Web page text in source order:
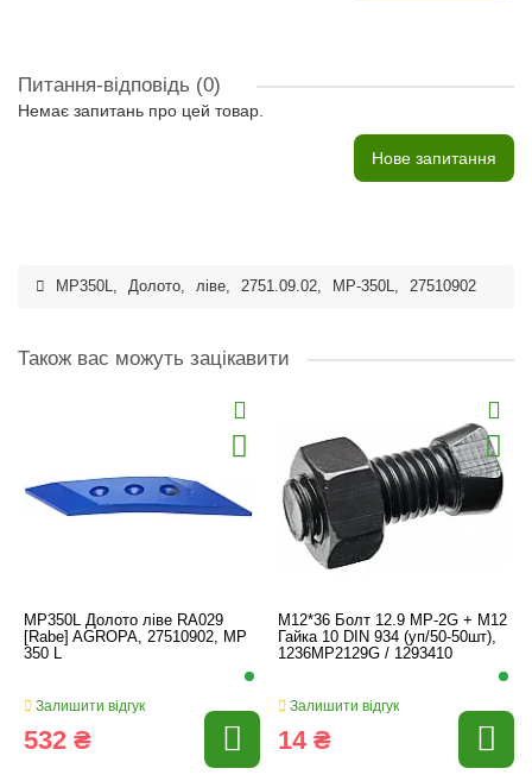
Питання-відповідь (0)
Немає запитань про цей товар.
Нове запитання
MP350L, Долото, ліве, 2751.09.02, MP-350L, 27510902
Також вас можуть зацікавити
MP350L Долото ліве RA029
[Rabe] AGROPA, 27510902, MP
350 L
Залишити відгук
532 ₴
M12*36 Болт 12.9 MP-2G + M12
Гайка 10 DIN 934 (уп/50-50шт),
1236MP2129G / 1293410
Залишити відгук
14 ₴